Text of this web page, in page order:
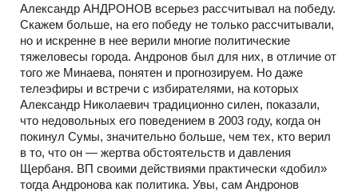
Александр АНДРОНОВ всерьез рассчитывал на победу.
Скажем больше, на его победу не только рассчитывали,
но и искренне в нее верили многие политические
тяжеловесы города. Андронов был для них, в отличие от
того же Минаева, понятен и прогнозируем. Но даже
телеэфиры и встречи с избирателями, на которых
Александр Николаевич традиционно силен, показали,
что недовольных его поведением в 2003 году, когда он
покинул Сумы, значительно больше, чем тех, кто верил
в то, что он — жертва обстоятельств и давления
Щербаня. ВП своими действиями практически «добил»
тогда Андронова как политика. Увы, сам Андронов